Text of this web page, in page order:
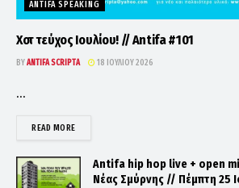
ANTIFA SPEAKING
Χοτ τεύχος Ιουλίου! // Antifa #101
BYANTIFA SCRIPTA 18 ΙΟΥΛΊΟΥ 2026
...
READ MOREDETAILS
Antifa hip hop live + open
Νέας Σμύρνης // Πέμπτη 25